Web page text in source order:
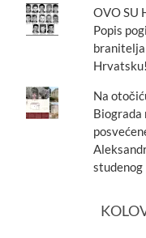
OVO SU
Popis
branitelja
Hrvatsku!
Na
Biograda
studenog